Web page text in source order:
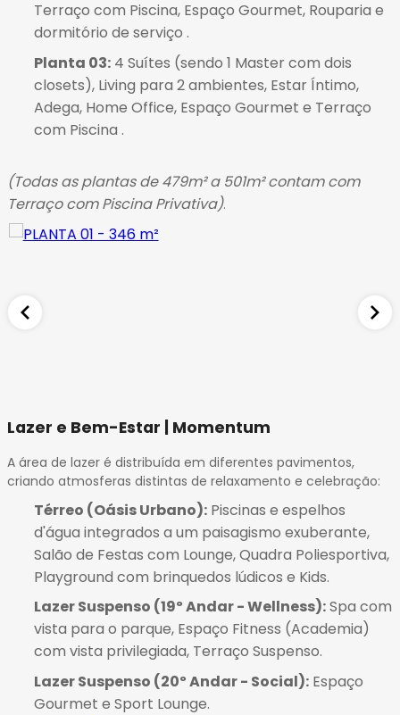
Terraço com Piscina, Espaço Gourmet, Rouparia e
dormitório de serviço .
Planta 03: 4 Suítes (sendo 1 Master com dois
closets), Living para 2 ambientes, Estar Íntimo,
Adega, Home Office, Espaço Gourmet e Terraço
com Piscina .
(Todas as plantas de 479m² a 501m² contam com
Terraço com Piscina Privativa).
Lazer e Bem-Estar | Momentum
A área de lazer é distribuída em diferentes pavimentos,
criando atmosferas distintas de relaxamento e celebração:
Térreo (Oásis Urbano): Piscinas e espelhos
d'água integrados a um paisagismo exuberante,
Salão de Festas com Lounge, Quadra Poliesportiva,
Playground com brinquedos lúdicos e Kids.
Lazer Suspenso (19º Andar - Wellness):Spa com
vista para o parque, Espaço Fitness (Academia)
com vista privilegiada, Terraço Suspenso.
Lazer Suspenso (20º Andar - Social): Espaço
Gourmet e Sport Lounge.